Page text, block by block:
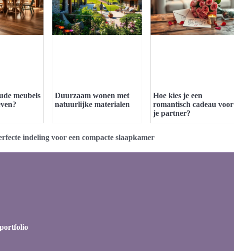
meubels
Duurzaam wonen met
natuurlijke materialen
Hoe kies je een
romantisch cadeau voor
je partner?
indeling voor een compacte slaapkamer